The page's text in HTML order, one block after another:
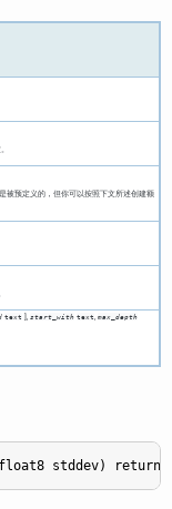
被预定义的，但你可以按照下文所述创建额
text ], start_with text, max_depth